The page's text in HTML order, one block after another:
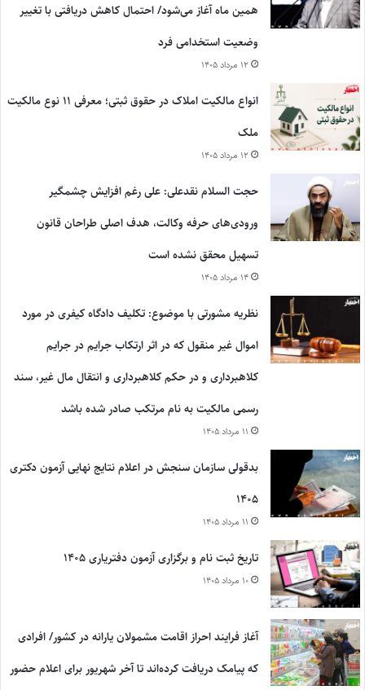
همین ماه آغاز می‌شود/ احتمال کاهش دریافتی با تغییر
وضعیت استخدامی فرد
۱۲ مرداد ۱۴۰۵
انواع مالکیت املاک در حقوق ثبتی؛ معرفی ۱۱ نوع مالکیت
ملک
۱۲ مرداد ۱۴۰۵
حجت السلام نقدعلی: علی رغم افزایش چشمگیر
ورودی‌های حرفه وکالت، هدف اصلی طراحان قانون
تسهیل محقق نشده است
۱۴ مرداد ۱۴۰۵
نظریه مشورتی با موضوع: تکلیف دادگاه کیفری در مورد
اموال غیر منقول که در اثر ارتکاب جرایم در جرایم
کلاهبرداری و در حکم کلاهبرداری و انتقال مال غیر، سند
رسمی مالکیت به نام مرتکب صادر شده باشد
۱۱ مرداد ۱۴۰۵
بدقولی سازمان سنجش در اعلام نتایج نهایی آزمون دکتری
۱۴۰۵
۱۱ مرداد ۱۴۰۵
تاریخ ثبت نام و برگزاری آزمون دفتریاری ۱۴۰۵
۱۰ مرداد ۱۴۰۵
آغاز فرایند احراز اقامت مشمولان یارانه در کشور/ افرادی
که پیامک دریافت کرده‌اند تا آخر شهریور برای اعلام حضور